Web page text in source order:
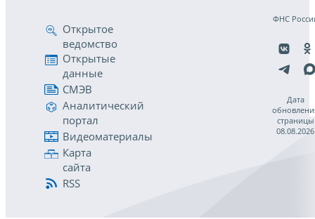
Открытое
ведомство
Открытые
данные
СМЭВ
Аналитический
портал
Видеоматериалы
Карта
сайта
RSS
ФНС
Дата
страницы
08.08.2026